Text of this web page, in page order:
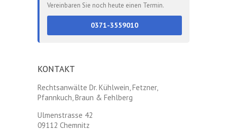
Vereinbaren Sie noch heute einen Termin.
0371-3559010
KONTAKT
Rechtsanwälte Dr. Kühlwein, Fetzner,
Pfannkuch, Braun & Fehlberg
Ulmenstrasse 42
09112 Chemnitz